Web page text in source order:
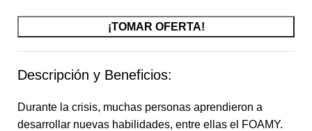
¡TOMAR OFERTA!
Descripción y Beneficios:
Durante la crisis, muchas personas aprendieron a
desarrollar nuevas habilidades, entre ellas el FOAMY.